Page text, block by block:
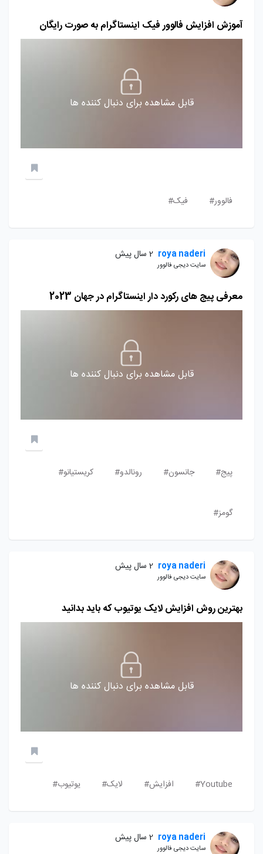
آموزش افزایش فالوور فیک اینستاگرام به صورت رایگان
قابل مشاهده برای دنبال کننده ها
فالوور# فیک#
roya naderi 2 سال پیش
سایت دیجی فالوور
معرفی پیج های رکورد دار اینستاگرام در جهان 2023
قابل مشاهده برای دنبال کننده ها
پیج# جانسون# رونالدو# کریستیانو#
گومز#
roya naderi 2 سال پیش
سایت دیجی فالوور
بهترین روش افزایش لایک یوتیوب که باید بدانید
قابل مشاهده برای دنبال کننده ها
Youtube# افزایش# لایک# یوتیوب#
roya naderi 2 سال پیش
سایت دیجی فالوور